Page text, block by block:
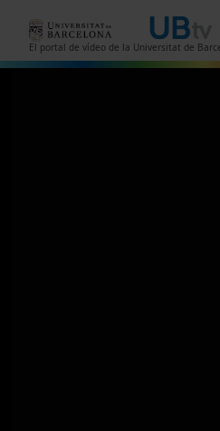
El portal de vídeo de la Universitat de